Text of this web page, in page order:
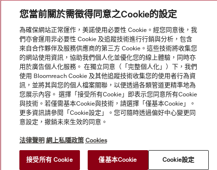
© Copyright, Miele Hong Kong Ltd. All rights reserved.
您當前關於需徵得同意之Cookie的設定
為確保網站正常運作，美諾使用必要性 Cookie。經您同意後，我
們亦會運用非必要性 Cookie 及追蹤技術進行行銷與分析，包含
來自合作夥伴及服務供應商的第三方 Cookie。這些技術將收集您
的網站使用資訊，協助我們個人化並優化您的線上體驗，同時亦
用於廣告個人化服務。 在獨立同意（「完整個人化」）下，我們
使用 Bloomreach Cookie 及其他追蹤技術收集您的使用者行為資
訊，並將其與您的個人檔案關聯，以便透過各類管道更精準地為
您展示內容。 選擇「接受所有Cookie」即表示您同意所有Cookie
與技術。若僅需基本Cookie與技術，請選擇「僅基本Cookie」。
更多資訊請參閱「Cookie設定」。您可隨時透過偏好中心變更同
意設定，撤銷未來生效的同意。
法律聲明 網上私隱政策 Cookies
接受所有 Cookie 僅基本Cookie Cookie設定